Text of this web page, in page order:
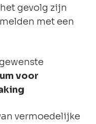
gevolg zijn
met een
voor
vermoedelijke